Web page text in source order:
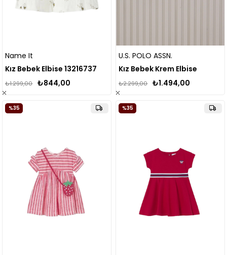
Name It
Kız Bebek Elbise 13216737
₺844,00
₺1.299,00
U.S. POLO ASSN.
Kız Bebek Krem Elbise
₺1.494,00
₺2.299,00
%35 %35